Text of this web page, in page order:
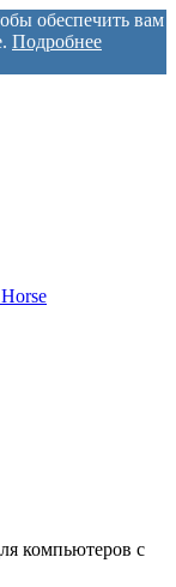
обеспечить вам
Подробнее
компьютеров с